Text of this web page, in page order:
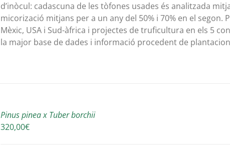
d’inòcul: cadascuna de les tòfones usades és analitzada
micorizació mitjans per a un any del 50% i 70% en el
Mèxic, USA i Sud-àfrica i projectes de truficultura en els 5
la major base de dades i informació procedent de
Pinus pinea x Tuber borchii
320,00€